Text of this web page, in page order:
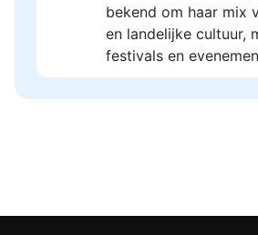
bekend om haar mix
en landelijke cultuur,
festivals en